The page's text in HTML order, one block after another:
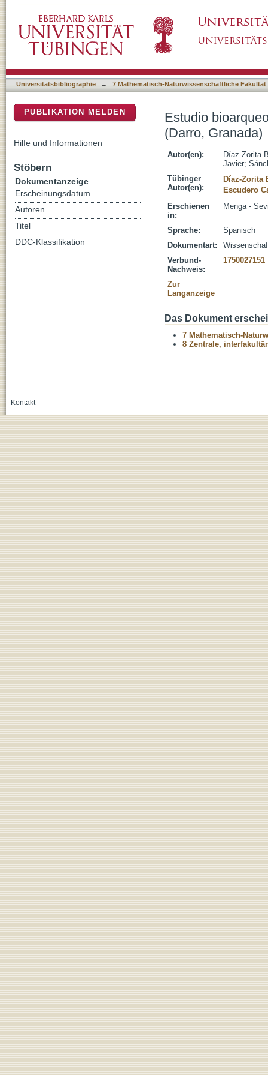
Universitätsbibliographie → 7 Mathematisch-Naturwissenschaftliche Fakultät
Estudio
(Darro, Granada)
Autor(en):
Díaz-Zorita
Javier;
Tübinger
Autor(en):
Díaz-Zorita
Escudero
Erschienen
in:
Menga -
Sprache:
Spanisch
Dokumentart:
Verbund-
Nachweis:
1750027151
Zur
Langanzeige
Das Dokument
7 Mathematisch-
8 Zentrale,
PUBLIKATION MELDEN
Hilfe und Informationen
Stöbern
Dokumentanzeige
Erscheinungsdatum
Autoren
Titel
DDC-Klassifikation
Kontakt